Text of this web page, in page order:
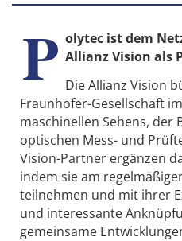
P olytec ist dem
Allianz Vision als
Die Allianz Vision
Fraunhofer-Gesellschaft
maschinellen Sehens,
optischen Mess- und
Vision-Partner ergänzen
indem sie am
teilnehmen und mit ihrer
und interessante
gemeinsame